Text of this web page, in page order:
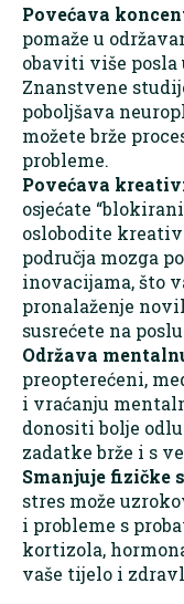
Povećava
pomaže u
obaviti više posla
Znanstvene
poboljšava
možete brže
probleme.
Povećava
osjećate
oslobodite
područja mozga
inovacijama, što
pronalaženje
susrećete na
Održava
preopterećeni,
i vraćanju
donositi bolje
zadatke brže i s
Smanjuje fizičke
stres može
i probleme s
kortizola,
vaše tijelo i